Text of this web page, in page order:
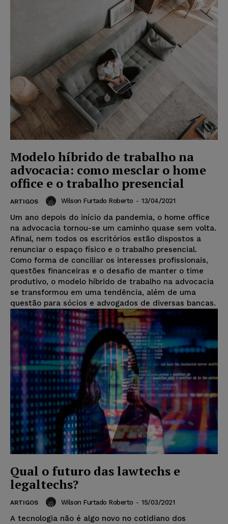
Modelo híbrido de trabalho na
advocacia: como mesclar o home
office e o trabalho presencial
ARTIGOS Wilson Furtado Roberto - 13/04/2021
Um ano depois do início da pandemia, o home office
na advocacia tornou-se um caminho quase sem volta.
Afinal, nem todos os escritórios estão dispostos a
renunciar o espaço físico e o trabalho presencial.
Como forma de conciliar os interesses profissionais,
questões financeiras e o desafio de manter o time
produtivo, o modelo híbrido de trabalho na advocacia
se transformou em uma tendência, além de uma
questão para sócios e advogados de diversas bancas.
Qual o futuro das lawtechs e
legaltechs?
ARTIGOS Wilson Furtado Roberto - 15/03/2021
A tecnologia não é algo novo no cotidiano dos